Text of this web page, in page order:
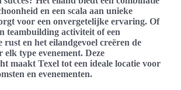
en een scala aan unieke
voor een onvergetelijke ervaring. Of
teambuilding activiteit of een
rust en het eilandgevoel creëren de
elk type evenement. Deze
maakt Texel tot een ideale locatie voor
en evenementen.